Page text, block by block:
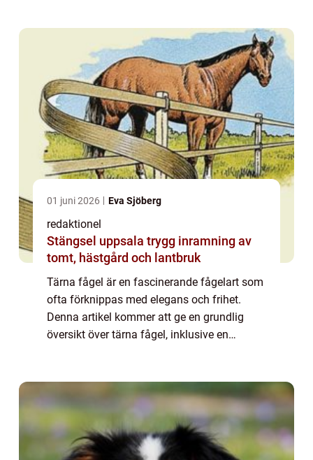
01 juni 2026 Eva Sjöberg
redaktionel
Stängsel uppsala trygg inramning av
tomt, hästgård och lantbruk
Tärna fågel är en fascinerande fågelart som
ofta förknippas med elegans och frihet.
Denna artikel kommer att ge en grundlig
översikt över tärna fågel, inklusive en